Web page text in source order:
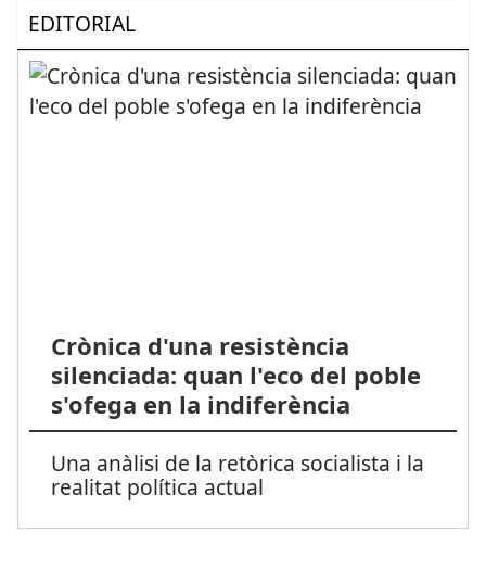
EDITORIAL
Crònica d'una resistència
silenciada: quan l'eco del poble
s'ofega en la indiferència
Una anàlisi de la retòrica socialista i la
realitat política actual